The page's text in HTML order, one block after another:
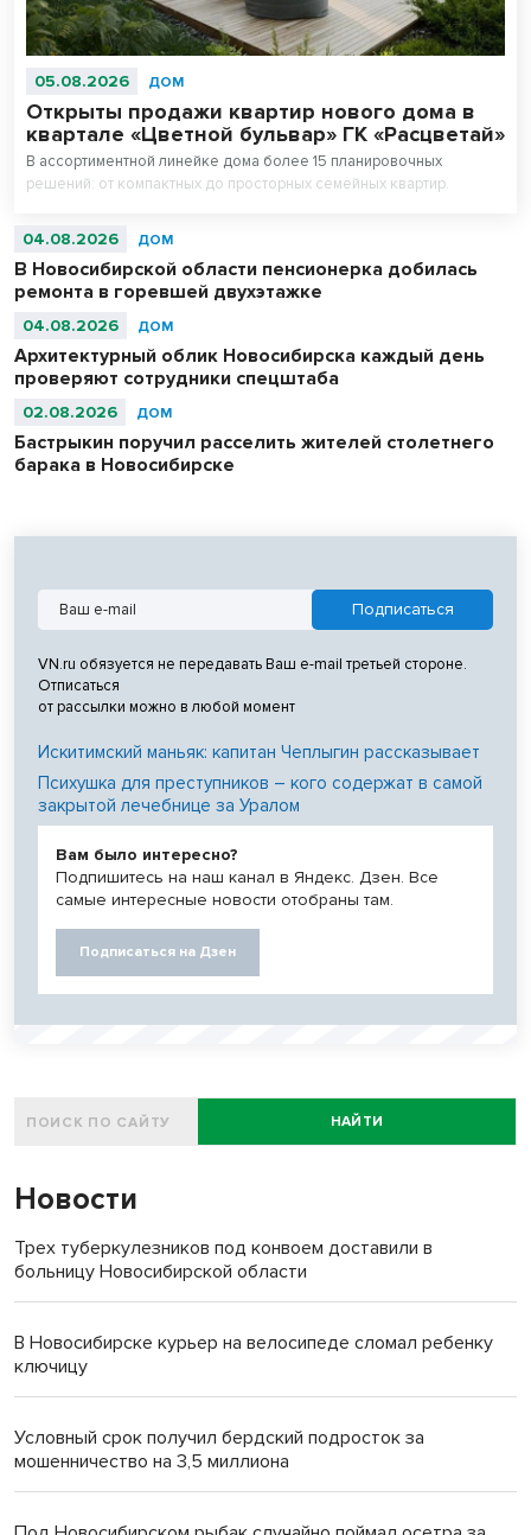
05.08.2026 ДОМ
Открыты продажи квартир нового дома в
квартале «Цветной бульвар» ГК «Расцветай»
В ассортиментной линейке дома более 15 планировочных
решений: от компактных до просторных семейных квартир.
04.08.2026 ДОМ
В Новосибирской области пенсионерка добилась
ремонта в горевшей двухэтажке
04.08.2026 ДОМ
Архитектурный облик Новосибирска каждый день
проверяют сотрудники спецштаба
02.08.2026 ДОМ
Бастрыкин поручил расселить жителей столетнего
барака в Новосибирске
VN.ru обязуется не передавать Ваш e-mail третьей стороне.
Отписаться
от рассылки можно в любой момент
Искитимский маньяк: капитан Чеплыгин рассказывает
Психушка для преступников – кого содержат в самой
закрытой лечебнице за Уралом
Вам было интересно?
Подпишитесь на наш канал в Яндекс. Дзен. Все
самые интересные новости отобраны там.
Подписаться на Дзен
НАЙТИ
Новости
Трех туберкулезников под конвоем доставили в
больницу Новосибирской области
В Новосибирске курьер на велосипеде сломал ребенку
ключицу
Условный срок получил бердский подросток за
мошенничество на 3,5 миллиона